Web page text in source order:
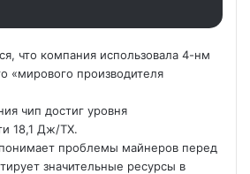
что компания использовала 4-нм
«мирового производителя
чип достиг уровня
18,1 Дж/ТХ.
понимает проблемы майнеров перед
значительные ресурсы в